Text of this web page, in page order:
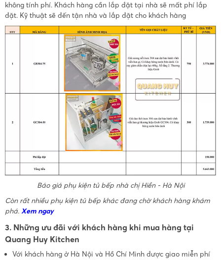
không tính phí. Khách hàng cần lắp đặt tại nhà sẽ mất phí lắp
đặt. Kỹ thuật sẽ đến tận nhà và lắp đặt cho khách hàng
Báo giá phụ kiện tủ bếp nhà chị Hiền - Hà Nội
Còn rất nhiều phụ kiện tủ bếp khác đang chờ khách hàng khám
phá. Xem ngay
3. Những ưu đãi với khách hàng khi mua hàng tại
Quang Huy Kitchen
Với khách hàng ở Hà Nội và Hồ Chí Minh được giao miễn phí